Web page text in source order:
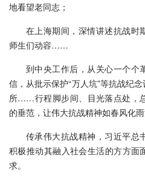
地看望老同志；
在上海期间，深情讲述抗战时
师生们动容……
到中央工作后，从关心一个个
信，从批示保护“万人坑”等抗战纪
所……行程脚步间、目光落点处，
的垂范，让伟大抗战精神如春风化雨
传承伟大抗战精神，习近平总
积极推动其融入社会生活的方方面
求。